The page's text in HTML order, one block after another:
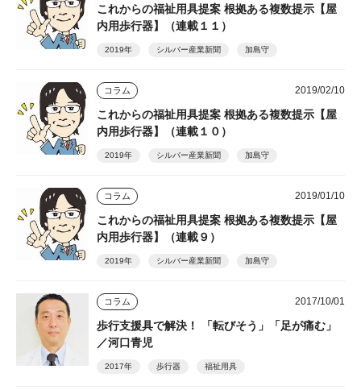
これからの福祉用具提案 根拠ある複数提示【屋
内用歩行器】（連載１１）
2019年 シルバー産業新聞 加島守
コラム 2019/02/10
これからの福祉用具提案 根拠ある複数提示【屋
内用歩行器】（連載１０）
2019年 シルバー産業新聞 加島守
コラム 2019/01/10
これからの福祉用具提案 根拠ある複数提示【屋
内用歩行器】（連載９）
2019年 シルバー産業新聞 加島守
コラム 2017/10/01
歩行支援具で解決！ 「転びそう」「足が痛む」
／河口青児
2017年 歩行器 福祉用具